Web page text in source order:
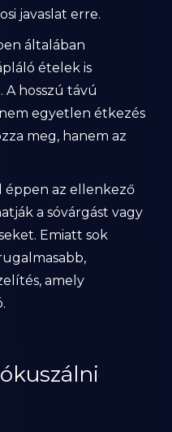
javaslat erre.
általában
ételek is
hosszú távú
egyetlen étkezés
meg, hanem az
az ellenkező
a sóvárgást vagy
Emiatt sok
amely